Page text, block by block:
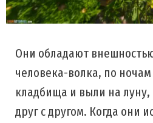
Они обладают
человека-волка, по
кладбища и выли на
друг с другом. Когда они